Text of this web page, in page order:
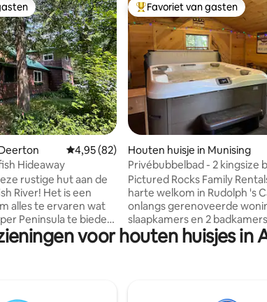
uit 5, 180 recensiesGemiddelde beoordeling van 4,95 uit 5,
4,95 (82)
Hideaway
rustige hut aan de
River! Het is een
alles te ervaren wat
Peninsula te bieden
tussen Marquette
prachtige
en
Topfavoriet van gasten
Favoriet van gasten
Houten huisje in Munising
Privébubbelbad - 2 kingsize
bij Pictured Rocks!
Pictured Rocks Family
harte welkom in Rudolph 's
onlangs gerenoveerde
slaapkamers en 2
hoofdslaapkamer heeft een
houten bed en een eigen
kunnen er een kingsize bed
voor houten huisjes in